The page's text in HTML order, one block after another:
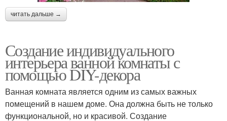
читать дальше →
Создание индивидуального
интерьера ванной комнаты с
помощью DIY-декора
Ванная комната является одним из самых важных
помещений в нашем доме. Она должна быть не только
функциональной, но и красивой. Создание